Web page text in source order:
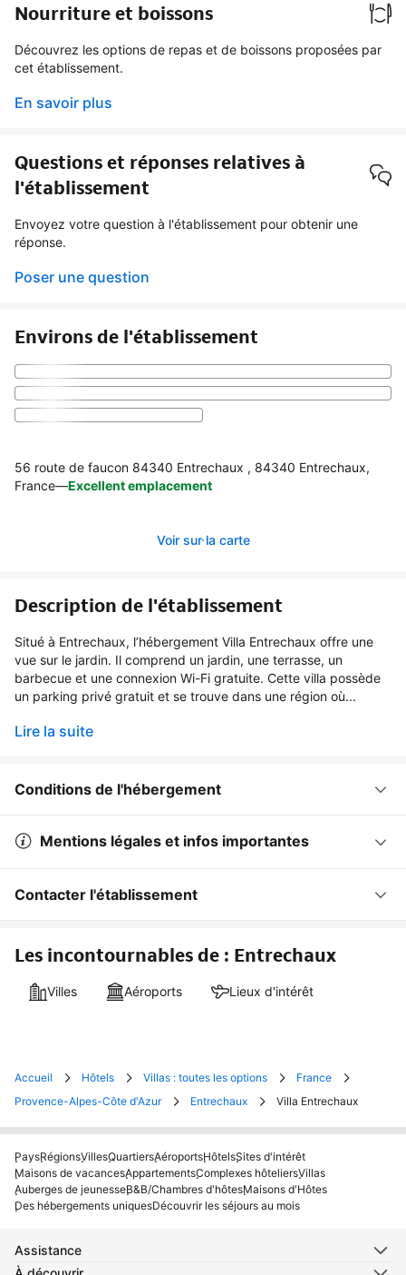
Nourriture et boissons
Découvrez les options de repas et de boissons proposées par
cet établissement.
En savoir plus
Questions et réponses relatives à
l'établissement
Envoyez votre question à l'établissement pour obtenir une
réponse.
Poser une question
Environs de l'établissement
56 route de faucon 84340 Entrechaux , 84340 Entrechaux,
France—Excellent emplacement
Voir sur la carte
Description de l'établissement
Situé à Entrechaux, l’hébergement Villa Entrechaux offre une
vue sur le jardin. Il comprend un jardin, une terrasse, un
barbecue et une connexion Wi-Fi gratuite. Cette villa possède
un parking privé gratuit et se trouve dans une région où...
Lire la suite
Conditions de l'hébergement
Mentions légales et infos importantes
Contacter l'établissement
Les incontournables de : Entrechaux
Villes Aéroports Lieux d'intérêt
Accueil Hôtels Villas : toutes les options
France
Provence-Alpes-Côte d'Azur
Entrechaux Villa Entrechaux
PaysRégionsVillesQuartiersAéroportsHôtelsSites d'intérêt
Maisons de vacancesAppartementsComplexes hôteliersVillas
Auberges de jeunesseB&B/Chambres d'hôtesMaisons d'Hôtes
Des hébergements uniquesDécouvrir les séjours au mois
Assistance